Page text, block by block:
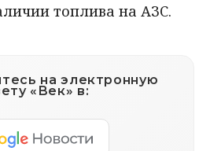
топлива на АЗС.
на электронную
«Век» в: